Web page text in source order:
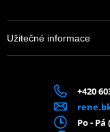
Užitečné informace
+420
Po -